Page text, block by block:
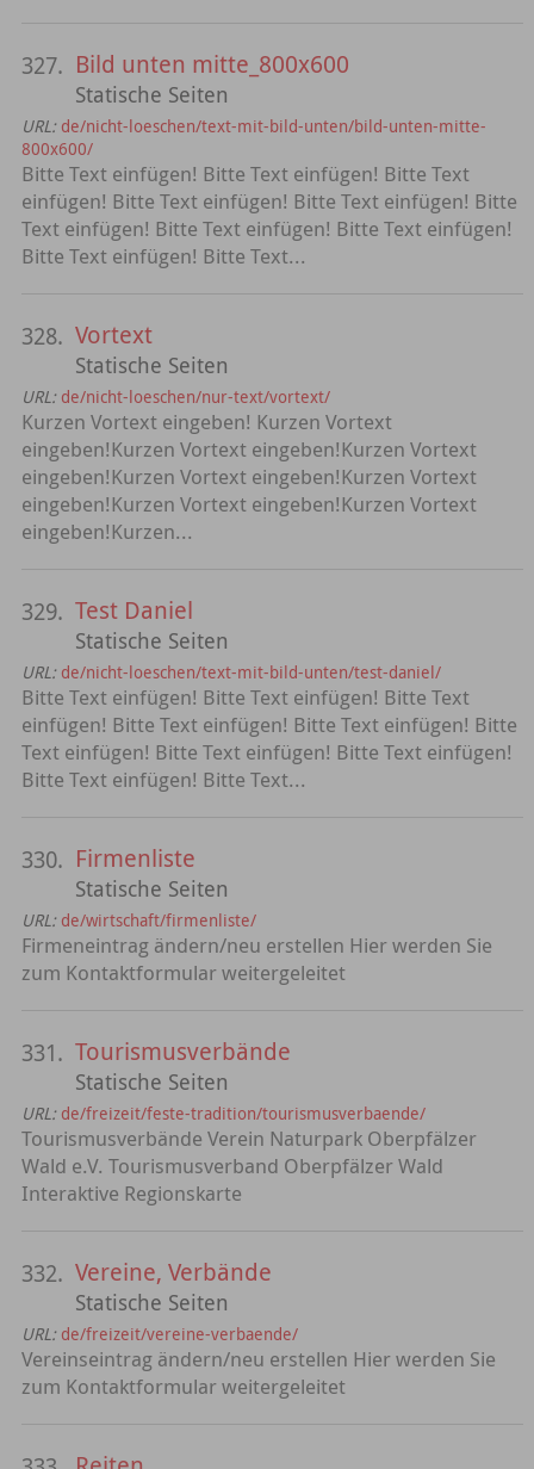
327. Bild unten mitte_800x600
Statische Seiten
URL: de/nicht-loeschen/text-mit-bild-unten/bild-unten-mitte-
800x600/
Bitte Text einfügen! Bitte Text einfügen! Bitte Text
einfügen! Bitte Text einfügen! Bitte Text einfügen! Bitte
Text einfügen! Bitte Text einfügen! Bitte Text einfügen!
Bitte Text einfügen! Bitte Text...
328. Vortext
Statische Seiten
URL: de/nicht-loeschen/nur-text/vortext/
Kurzen Vortext eingeben! Kurzen Vortext
eingeben!Kurzen Vortext eingeben!Kurzen Vortext
eingeben!Kurzen Vortext eingeben!Kurzen Vortext
eingeben!Kurzen Vortext eingeben!Kurzen Vortext
eingeben!Kurzen...
329. Test Daniel
Statische Seiten
URL: de/nicht-loeschen/text-mit-bild-unten/test-daniel/
Bitte Text einfügen! Bitte Text einfügen! Bitte Text
einfügen! Bitte Text einfügen! Bitte Text einfügen! Bitte
Text einfügen! Bitte Text einfügen! Bitte Text einfügen!
Bitte Text einfügen! Bitte Text...
330. Firmenliste
Statische Seiten
URL: de/wirtschaft/firmenliste/
Firmeneintrag ändern/neu erstellen Hier werden Sie
zum Kontaktformular weitergeleitet
331. Tourismusverbände
Statische Seiten
URL: de/freizeit/feste-tradition/tourismusverbaende/
Tourismusverbände Verein Naturpark Oberpfälzer
Wald e.V. Tourismusverband Oberpfälzer Wald
Interaktive Regionskarte
332. Vereine, Verbände
Statische Seiten
URL: de/freizeit/vereine-verbaende/
Vereinseintrag ändern/neu erstellen Hier werden Sie
zum Kontaktformular weitergeleitet